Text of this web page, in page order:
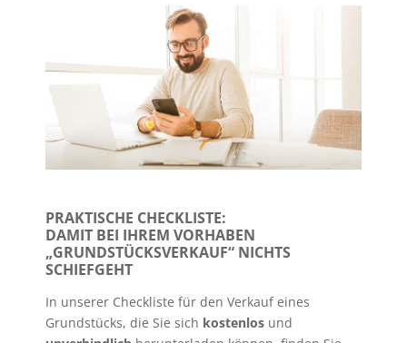
PRAKTISCHE CHECKLISTE:
DAMIT BEI IHREM VORHABEN
„GRUNDSTÜCKSVERKAUF“ NICHTS
SCHIEFGEHT
In unserer Checkliste für den Verkauf eines
Grundstücks, die Sie sich kostenlos und